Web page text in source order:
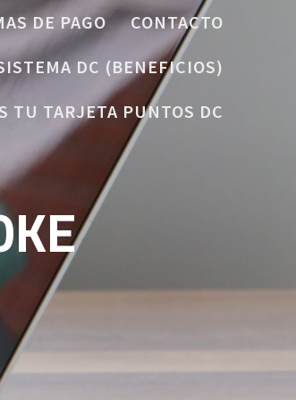
DE PAGO
CONTACTO
DC (BENEFICIOS)
TU TARJETA PUNTOS DC